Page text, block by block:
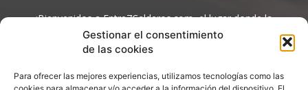
Gestionar el consentimiento
de las cookies
Para ofrecer las mejores experiencias, utilizamos tecnologías como las
¡Bienvenidos a Entre7Calderos.com, el lugar donde la
gastronomía y la cultura culinaria se encuentran! Sumérgete en
un mundo de sabores y descubre artículos apasionantes.
Contáctanos:info@entre7calderos.com